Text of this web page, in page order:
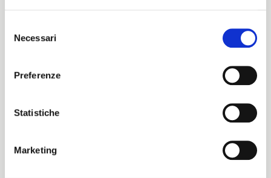
delNecessari
Preferenze
Statistiche
Marketing